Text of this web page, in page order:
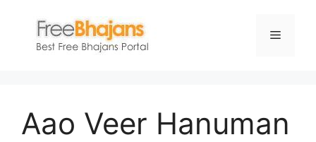
content
Menu
Aao Veer Hanuman